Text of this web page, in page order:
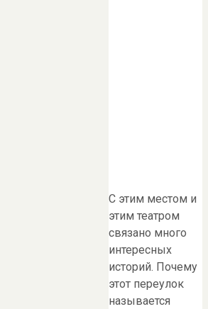
С этим местом и
этим театром
связано много
интересных
историй. Почему
этот переулок
называется